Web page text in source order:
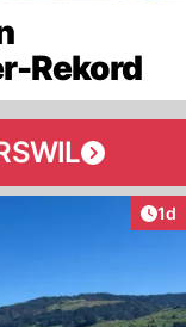
Rekord
1d